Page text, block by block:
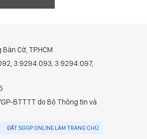
Cờ, TP.HCM
3.9294.093, 3.9294.097,
BTTTT do Bộ Thông tin và
ĐẶT SGGP ONLINE LÀM TRANG CHỦ